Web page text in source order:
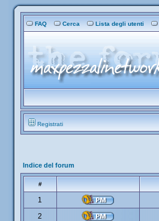
FAQ Cerca Lista degli utenti
Registrati
Indice del forum
#
1
2